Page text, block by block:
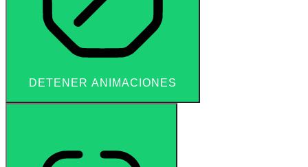
DETENER ANIMACIONES